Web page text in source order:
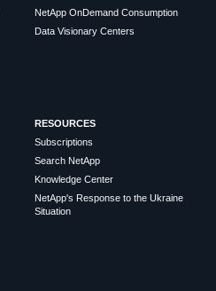
NetApp OnDemand Consumption
Data Visionary Centers
RESOURCES
Subscriptions
Search NetApp
Knowledge Center
NetApp's Response to the Ukraine
Situation